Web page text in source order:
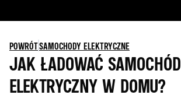
POWRÓTSAMOCHODY ELEKTRYCZNE
JAK ŁADOWAĆ SAMOCHÓD
ELEKTRYCZNY W DOMU?